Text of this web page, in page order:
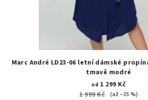
Marc André LD23-06 letní dámské
tmavě modré
od 1 299 Kč
1 999 Kč
(až –35 %)